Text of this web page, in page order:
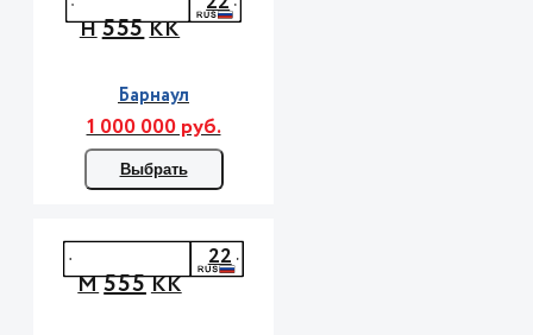
Н555КК
Барнаул
1 000 000 руб.
Выбрать
М555КК
22